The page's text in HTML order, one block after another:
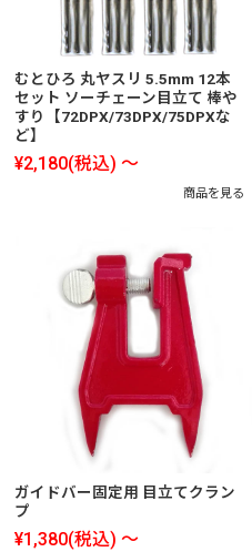
むとひろ 丸ヤスリ 5.5mm 12本
セット ソーチェーン目立て 棒や
すり【72DPX/73DPX/75DPXな
ど】
¥2,180(税込) ～
商品を見る
ガイドバー固定用 目立てクラン
プ
¥1,380(税込) ～